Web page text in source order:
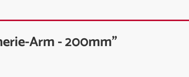
Arm - 200mm"